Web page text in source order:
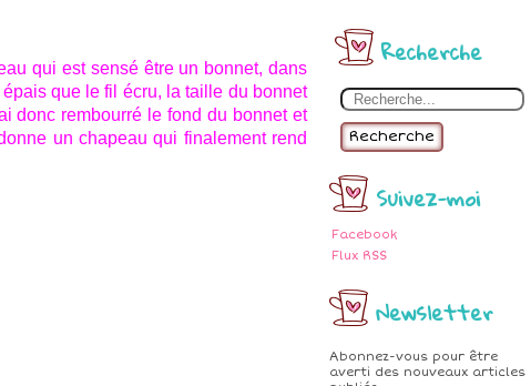
Recherche
Recherche
Suivez-moi
Facebook
Flux RSS
Newsletter
Abonnez-vous pour être
averti des nouveaux articles
qui est sensé être un bonnet, dans
que le fil écru, la taille du bonnet
donc rembourré le fond du bonnet et
un chapeau qui finalement rend